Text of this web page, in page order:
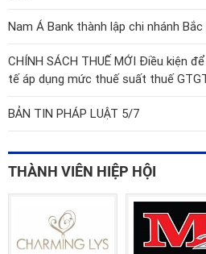
Nam Á Bank thành lập chi nhánh Bắc
CHÍNH SÁCH THUẾ MỚI Điều kiện
tế áp dụng mức thuế suất thuế
BẢN TIN PHÁP LUẬT 5/7
THÀNH VIÊN HIỆP HỘI